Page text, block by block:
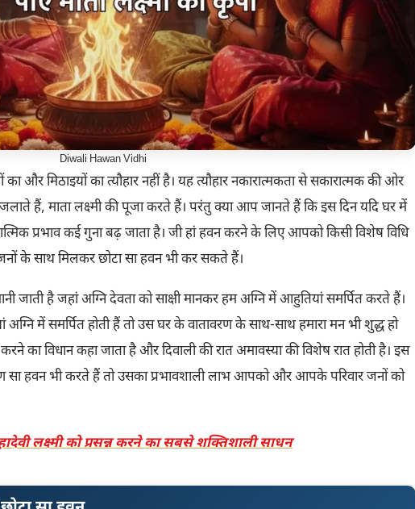
Diwali Hawan Vidhi
का और मिठाइयों का त्यौहार नहीं है। यह त्यौहार नकारात्मकता से सकारात्मक की ओर
हैं, माता लक्ष्मी की पूजा करते हैं। परंतु क्या आप जानते हैं कि इस दिन यदि घर में
प्रभाव कई गुना बढ़ जाता है। जी हां हवन करने के लिए आपको किसी विशेष विधि
के साथ मिलकर छोटा सा हवन भी कर सकते हैं।
जाती है जहां अग्नि देवता को साक्षी मानकर हम अग्नि में आहुतियां समर्पित करते हैं।
में समर्पित होती हैं तो उस घर के वातावरण के साथ-साथ हमारा मन भी शुद्ध हो
का विधान कहा जाता है और दिवाली की रात अमावस्या की विशेष रात होती है। इस
सा हवन भी करते हैं तो उसका प्रभावशाली लाभ आपको और आपके परिवार जनों को
लक्ष्मी को प्रसन्न करने का सबसे शक्तिशाली साधन